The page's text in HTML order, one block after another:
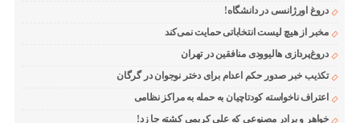
دروغ اورژانسی در دانشگاه!
مخبر از هیچ لیست انتخاباتی حمایت نمی‌کند
دروغ‌پردازی هالیوودی منافقین در تهران
تکذیب خبر صدور حکم اعدام برای دختر نوجوان در گرگان
اعتراف ناخواسته کودتاچیان به حمله به مراکز نظامی
خواهر و برادر مصنوعی که علی کریمی کشته جا زد!